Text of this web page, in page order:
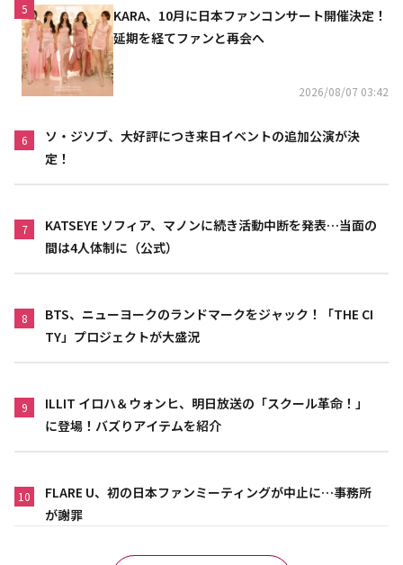
5
KARA、10月に日本ファンコンサート開催決定！
延期を経てファンと再会へ
2026/08/07 03:42
6
ソ・ジソブ、大好評につき来日イベントの追加公演が決
定！
7
KATSEYE ソフィア、マノンに続き活動中断を発表…当面の
間は4人体制に（公式）
8
BTS、ニューヨークのランドマークをジャック！「THE CI
TY」プロジェクトが大盛況
9
ILLIT イロハ＆ウォンヒ、明日放送の「スクール革命！」
に登場！バズりアイテムを紹介
10
FLARE U、初の日本ファンミーティングが中止に…事務所
が謝罪